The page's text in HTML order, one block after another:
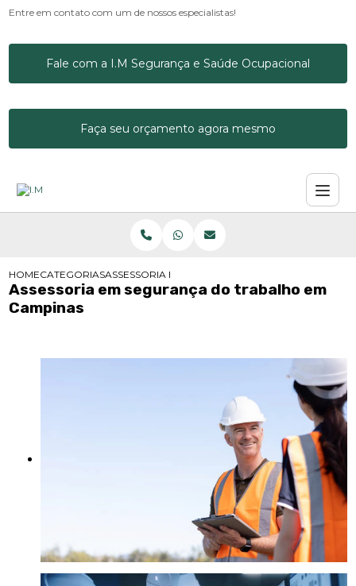
Entre em contato com um de nossos especialistas!
Fale com a I.M Segurança e Saúde Ocupacional
Faça seu orçamento agora mesmo
HOMECATEGORIASASSESSORIA EM SEGURANÇA DO TRABALHO EM
Assessoria em segurança do trabalho em
Campinas